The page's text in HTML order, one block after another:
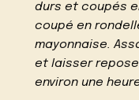
durs et coupés
coupé en
mayonnaise.
et laisser
environ une